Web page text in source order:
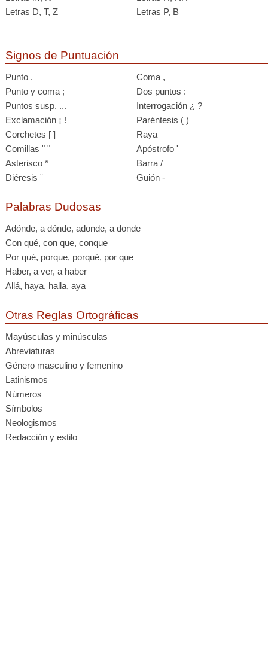
Letras D, T, Z
Letras P, B
Signos de Puntuación
Punto .
Coma ,
Punto y coma ;
Dos puntos :
Puntos susp. ...
Interrogación ¿ ?
Exclamación ¡ !
Paréntesis ( )
Corchetes [ ]
Raya —
Comillas " "
Apóstrofo '
Asterisco *
Barra /
Diéresis ¨
Guión -
Palabras Dudosas
Adónde, a dónde, adonde, a donde
Con qué, con que, conque
Por qué, porque, porqué, por que
Haber, a ver, a haber
Allá, haya, halla, aya
Otras Reglas Ortográficas
Mayúsculas y minúsculas
Abreviaturas
Género masculino y femenino
Latinismos
Números
Símbolos
Neologismos
Redacción y estilo